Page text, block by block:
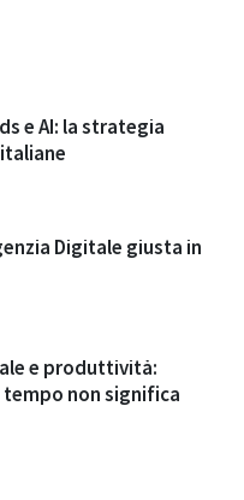
e AI: la strategia
Digitale giusta in
e produttività:
non significa